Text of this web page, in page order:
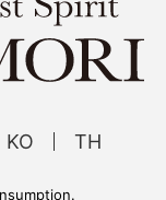
KO TH